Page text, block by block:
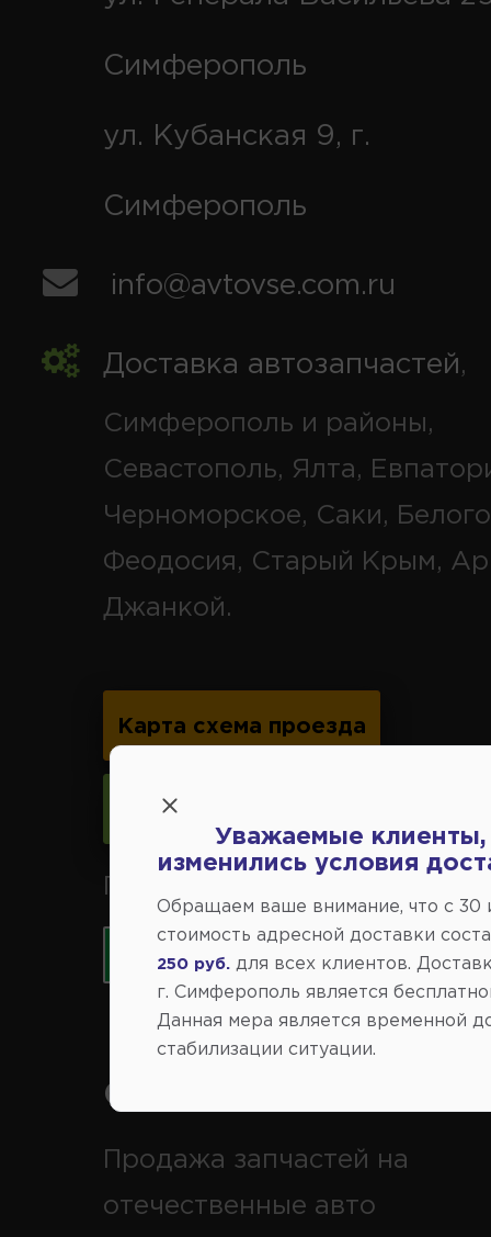
Симферополь
ул. Кубанская 9, г.
Симферополь
info@avtovse.com.ru
Доставка автозапчастей,
Симферополь и районы,
Севастополь, Ялта,
Черноморское, Саки,
Феодосия, Старый Крым,
Джанкой.
Карта схема проезда
Следить за изменениями
Справочный центр:
Продажа запчастей на
отечественные авто
Уважаемые клиенты,
изменились условия
Обращаем ваше внимание, что c 30
стоимость адресной доставки
250 руб. для всех клиентов.
г. Симферополь является
Данная мера является временной
стабилизации ситуации.